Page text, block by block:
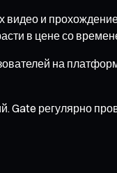
и
в цене со
на
регулярно